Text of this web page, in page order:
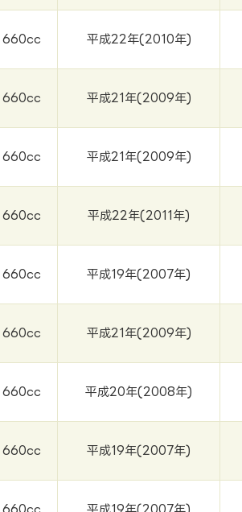
660cc 平成22年(2010年)
660cc 平成21年(2009年)
660cc 平成21年(2009年)
660cc 平成22年(2011年)
660cc 平成19年(2007年)
660cc 平成21年(2009年)
660cc 平成20年(2008年)
660cc 平成19年(2007年)
660cc 平成19年(2007年)